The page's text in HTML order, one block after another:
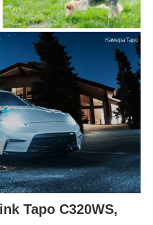
Tapo C320WS,